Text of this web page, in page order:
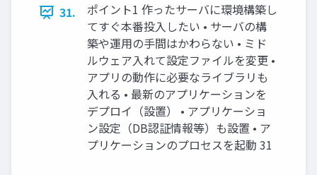
31.
ポイント1 作ったサーバに環境構築し
てすぐ本番投入したい • サーバの構
築や運用の手間はかわらない • ミド
ルウェア入れて設定ファイルを変更 •
アプリの動作に必要なライブラリも
入れる • 最新のアプリケーションを
デプロイ（設置） • アプリケーショ
ン設定（DB認証情報等）も設置 • ア
プリケーションのプロセスを起動 31